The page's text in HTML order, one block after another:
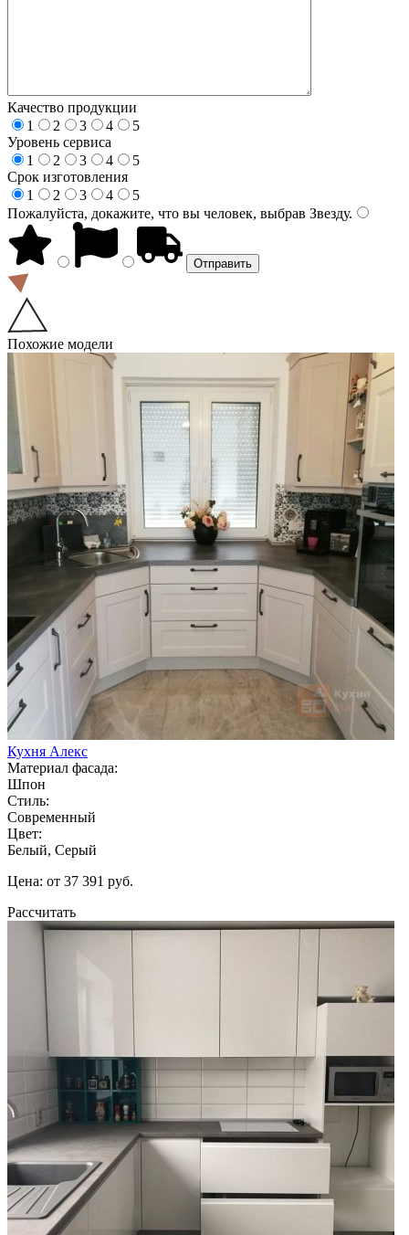
Качество продукции
1
2 3 4
5
Уровень сервиса
1
2 3 4
5
Срок изготовления
1
2 3 4
5
Пожалуйста, докажите, что вы человек, выбрав Звезду.
Похожие модели
Кухня Алекс
Материал фасада:
Шпон
Стиль:
Современный
Цвет:
Белый, Серый
Цена: от 37 391 руб.
Рассчитать